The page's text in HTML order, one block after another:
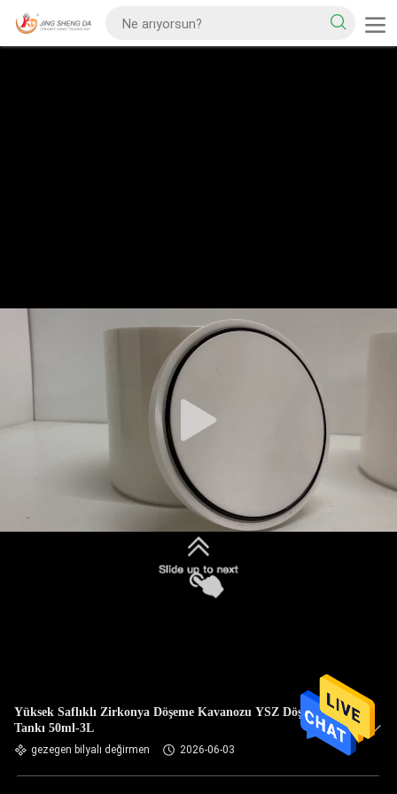
Yüksek Saflıklı Zirkonya Döşeme Kavanozu YSZ Döşeme
Tankı 50ml-3L
gezegen bilyalı değirmen 2026-06-03